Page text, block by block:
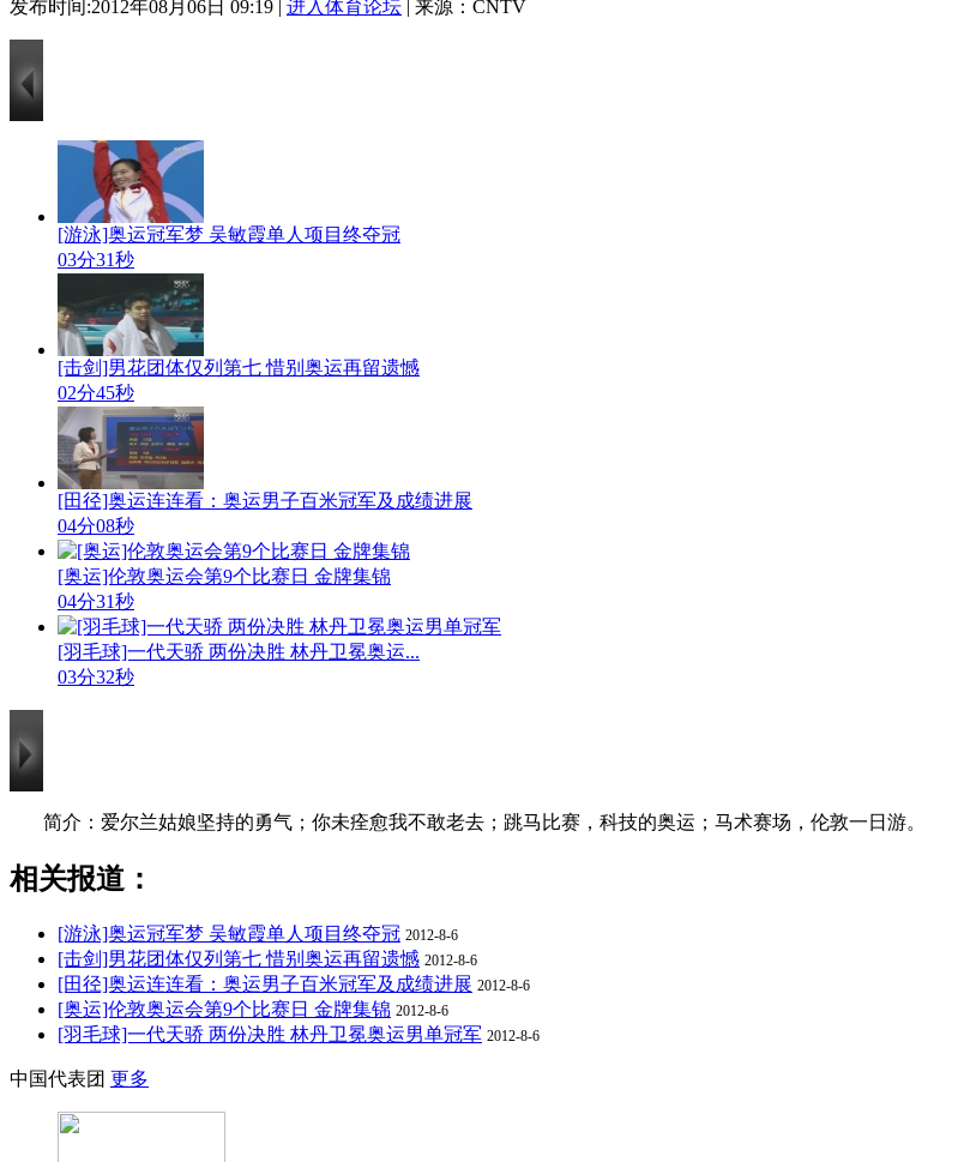
发布时间:2012年08月06日 09:19 | 进入体育论坛 | 来源：CNTV
[游泳]奥运冠军梦 吴敏霞单人项目终夺冠
03分31秒
[击剑]男花团体仅列第七 惜别奥运再留遗憾
02分45秒
[田径]奥运连连看：奥运男子百米冠军及成绩进展
04分08秒
[奥运]伦敦奥运会第9个比赛日 金牌集锦
04分31秒
[羽毛球]一代天骄 两份决胜 林丹卫冕奥运...
03分32秒
简介：爱尔兰姑娘坚持的勇气；你未痊愈我不敢老去；跳马比赛，科技的奥运；马术赛场，伦敦一日游。
相关报道：
[游泳]奥运冠军梦 吴敏霞单人项目终夺冠 2012-8-6
[击剑]男花团体仅列第七 惜别奥运再留遗憾 2012-8-6
[田径]奥运连连看：奥运男子百米冠军及成绩进展 2012-8-6
[奥运]伦敦奥运会第9个比赛日 金牌集锦 2012-8-6
[羽毛球]一代天骄 两份决胜 林丹卫冕奥运男单冠军 2012-8-6
中国代表团 更多